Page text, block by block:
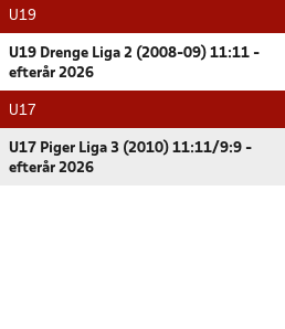
U19
U19 Drenge Liga 2 (2008-09) 11:11 -
efterår 2026
U17
U17 Piger Liga 3 (2010) 11:11/9:9 -
efterår 2026